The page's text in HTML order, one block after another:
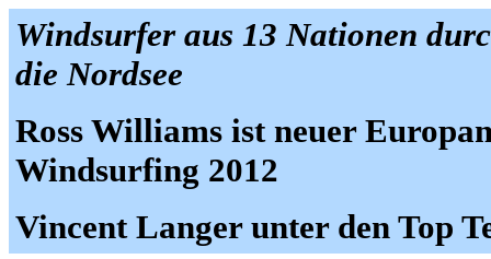
Windsurfer aus 13 Nationen
die Nordsee
Ross Williams ist neuer
Windsurfing 2012
Vincent Langer unter den Top